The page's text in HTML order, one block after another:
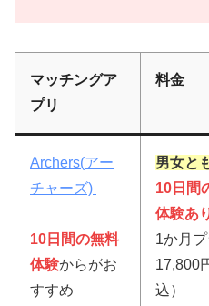
マッチングア
プリ
料金
Archers(アー
チャーズ)
10日間の無料
体験からがお
すすめ
男女と
10日間
体験あ
1か月プ
17,800
込）